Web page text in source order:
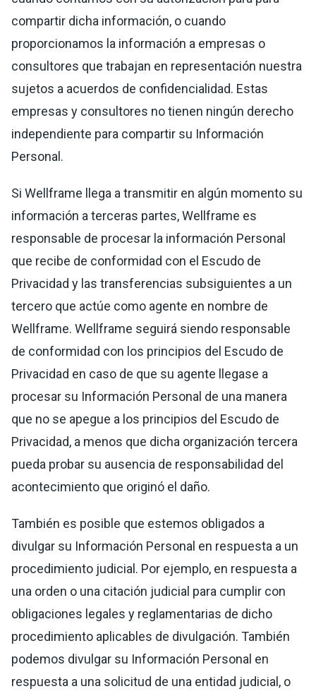
compartir dicha información, o cuando
proporcionamos la información a empresas o
consultores que trabajan en representación nuestra
sujetos a acuerdos de confidencialidad. Estas
empresas y consultores no tienen ningún derecho
independiente para compartir su Información
Personal.
Si Wellframe llega a transmitir en algún momento su
información a terceras partes, Wellframe es
responsable de procesar la información Personal
que recibe de conformidad con el Escudo de
Privacidad y las transferencias subsiguientes a un
tercero que actúe como agente en nombre de
Wellframe. Wellframe seguirá siendo responsable
de conformidad con los principios del Escudo de
Privacidad en caso de que su agente llegase a
procesar su Información Personal de una manera
que no se apegue a los principios del Escudo de
Privacidad, a menos que dicha organización tercera
pueda probar su ausencia de responsabilidad del
acontecimiento que originó el daño.
También es posible que estemos obligados a
divulgar su Información Personal en respuesta a un
procedimiento judicial. Por ejemplo, en respuesta a
una orden o una citación judicial para cumplir con
obligaciones legales y reglamentarias de dicho
procedimiento aplicables de divulgación. También
podemos divulgar su Información Personal en
respuesta a una solicitud de una entidad judicial, o